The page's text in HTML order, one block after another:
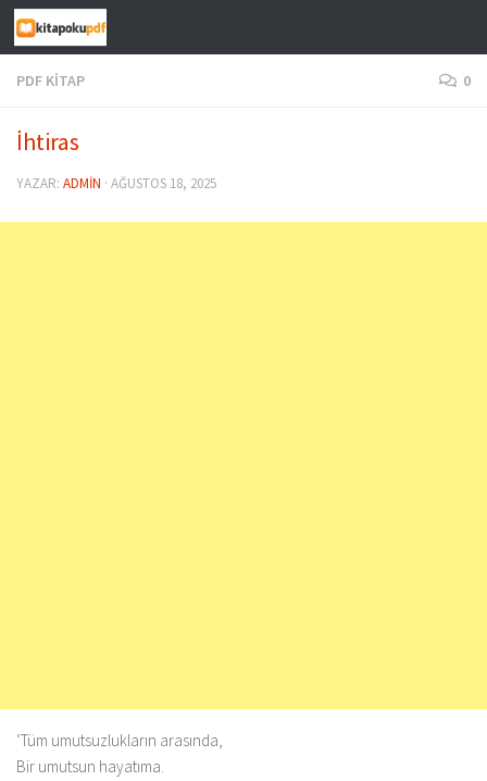
Skip to content
PDF KITAP 0
İhtiras
YAZAR: ADMIN · AĞUSTOS 18, 2025
‘Tüm umutsuzlukların arasında,
Bir umutsun hayatıma.